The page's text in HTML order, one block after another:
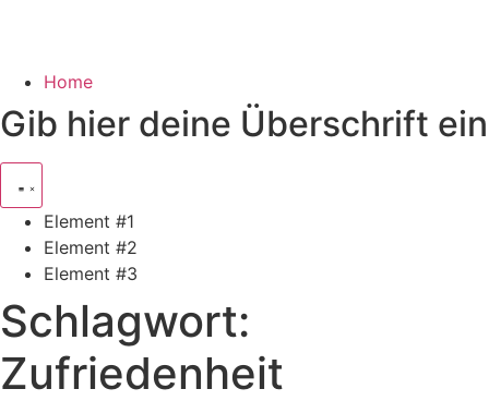
Home
Gib hier deine Überschrift ein
Element #1
Element #2
Element #3
Schlagwort:
Zufriedenheit